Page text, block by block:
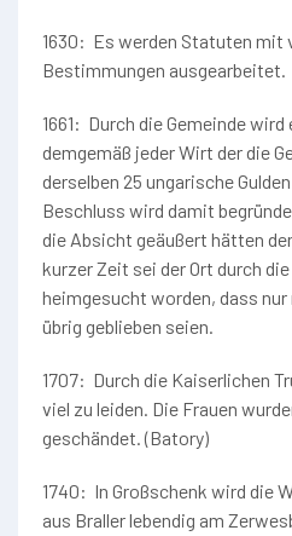
1630: Es werden Statuten mit
Bestimmungen ausgearbeitet.
1661: Durch die Gemeinde
demgemäß jeder Wirt der die
derselben 25 ungarische
Beschluss wird damit
die Absicht geäußert hätten
kurzer Zeit sei der Ort durch
heimgesucht worden, dass
übrig geblieben seien.
1707: Durch die Kaiserlichen
viel zu leiden. Die Frauen
geschändet. (Batory)
1740: In Großschenk wird die
aus Braller lebendig am